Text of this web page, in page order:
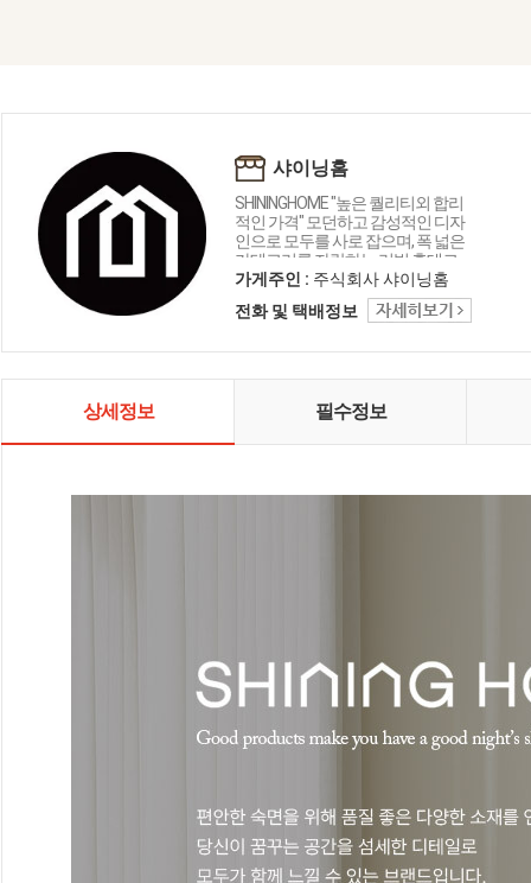
샤이닝홈
SHININGHOME "높은 퀄리티외 합리
적인 가격" 모던하고 감성적인 디자
인으로 모두를 사로 잡으며, 폭 넓은
카테고리를 자랑하는 리빙 홈데코
인테리어 샤이닝홈입니다.
가게주인 : 주식회사 샤이닝홈
전화 및 택배정보
상세정보 필수정보